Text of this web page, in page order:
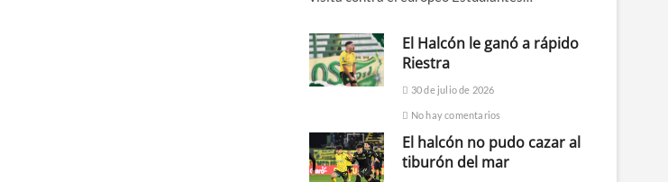
El Halcón le ganó a rápido
Riestra
30 de julio de 2026
No hay comentarios
El halcón no pudo cazar al
tiburón del mar